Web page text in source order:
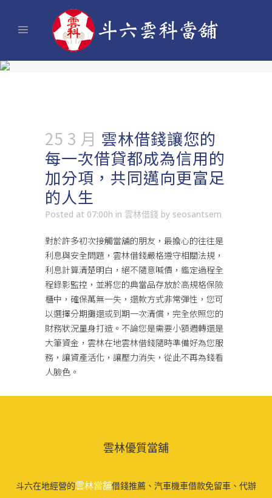
25 3 月 雲林借錢讓您的
每一次借貸都成為信用的
加分項，共同邁向更富足
的人生
Posted at 07:00h in 雲林借錢 by seosantsem
對於許多初次接觸當舖的朋友，最擔心的往往是
利息與安全問題， 雲林借錢嚴格遵守相關法規，
利息計算清楚明白，絕不隨意喊價，鑑定過程全
程錄影監控，並將您的典當品存放於高規格保險
櫃中，確保萬無一失，還款方式非常彈性，您可
以選擇分期攤還或到期一次清償，完全依照您的
財務狀況量身打造。不論您是需要小額週轉還是
大筆資金，雲林在地雲林借錢隨時準備好為您服
務，讓資產活化，讓壓力消失，從此不再為錢看
人臉色。
雲林優質當舖
斗六在地經營的雲林當舖借錢推薦、汽車機車借款免留車、代辦